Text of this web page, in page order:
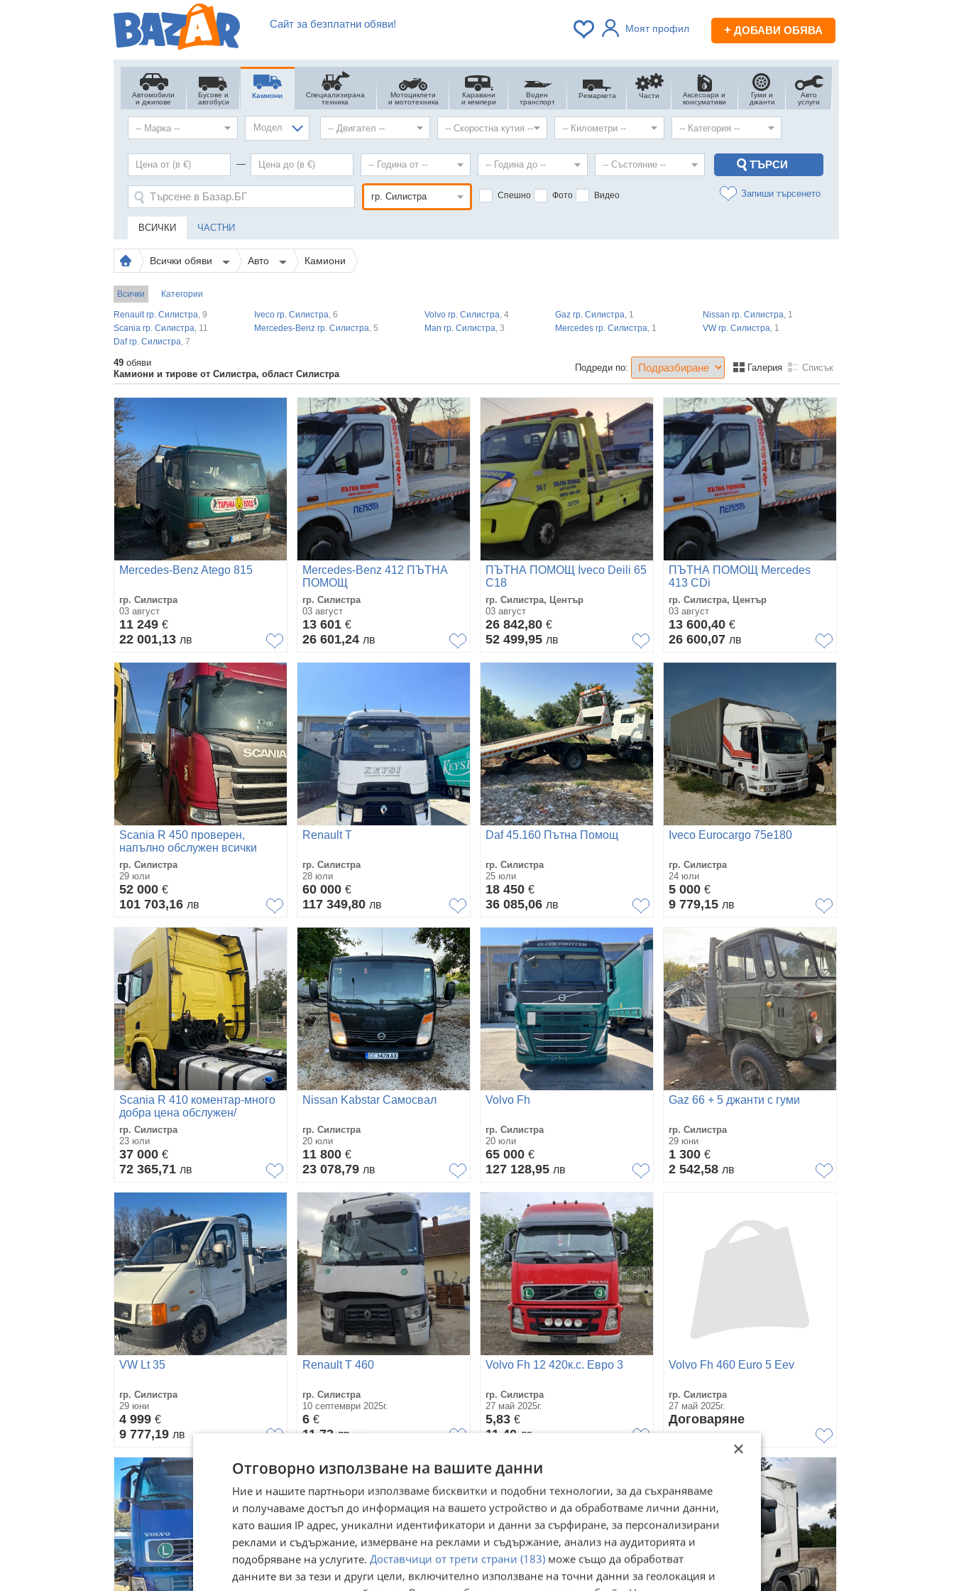
Сайт за безплатни обяви! Моят профил + ДОБАВИ ОБЯВА
Автомобили
и джипове
Бусове и
автобуси
Камиони
Специализирана
техника
Мотоциклети
и мототехника
Каравани
и кемпери
Воден
транспорт
Ремаркета Части
Аксесоари и
консумативи
Гуми и
джанти
Авто
услуги
Модел
—
Спешно Фото Видео Запиши търсенето
ВСИЧКИ ЧАСТНИ
Всички обяви Авто Камиони
Всички Категории
Renault гр. Силистра , 9
Scania гр. Силистра , 11
Daf гр. Силистра , 7
Iveco гр. Силистра , 6
Mercedes-Benz гр. Силистра , 5
Volvo гр. Силистра , 4
Man гр. Силистра , 3
Gaz гр. Силистра , 1
Mercedes гр. Силистра , 1
Nissan гр. Силистра , 1
VW гр. Силистра , 1
49 обяви
Камиони и тирове от Силистра, област Силистра
Подреди по: Галерия Списък
Mercedes-Benz Atego 815
гр. Силистра
03 август
11 249 €
22 001,13 лв
Mercedes-Benz 412 ПЪТНА
ПОМОЩ
гр. Силистра
03 август
13 601 €
26 601,24 лв
ПЪТНА ПОМОЩ Iveco Deili 65
C18
гр. Силистра, Център
03 август
26 842,80 €
52 499,95 лв
ПЪТНА ПОМОЩ Mercedes
413 CDi
гр. Силистра, Център
03 август
13 600,40 €
26 600,07 лв
Scania R 450 проверен,
напълно обслужен всички
екстри
гр. Силистра
29 юли
52 000 €
101 703,16 лв
Renault T
гр. Силистра
28 юли
60 000 €
117 349,80 лв
Daf 45.160 Пътна Помощ
гр. Силистра
25 юли
18 450 €
36 085,06 лв
Iveco Eurocargo 75е180
гр. Силистра
24 юли
5 000 €
9 779,15 лв
Scania R 410 коментар-много
добра цена обслужен/
проверен
гр. Силистра
23 юли
37 000 €
72 365,71 лв
Nissan Kabstar Самосвал
гр. Силистра
20 юли
11 800 €
23 078,79 лв
Volvo Fh
гр. Силистра
20 юли
65 000 €
127 128,95 лв
Gaz 66 + 5 джанти с гуми
гр. Силистра
29 юни
1 300 €
2 542,58 лв
VW Lt 35
гр. Силистра
29 юни
4 999 €
9 777,19 лв
Renault T 460
гр. Силистра
10 септември 2025г.
6 €
11,73лв
Volvo Fh 12 420к.с. Евро 3
гр. Силистра
27 май 2025г.
5,83 €
11,40 лв
Volvo Fh 460 Euro 5 Eev
гр. Силистра
27 май 2025г.
Договаряне
×
Отговорно използване на вашите данни
Ние и нашите партньори използваме бисквитки и подобни технологии, за да съхраняваме
и получаваме достъп до информация на вашето устройство и да обработваме лични данни,
като вашия IP адрес, уникални идентификатори и данни за сърфиране, за персонализирани
реклами и съдържание, измерване на реклами и съдържание, анализ на аудиторията и
подобряване на услугите. Доставчици от трети страни (183) може също да обработват
данните ви за тези и други цели, включително използване на точни данни за геолокация и